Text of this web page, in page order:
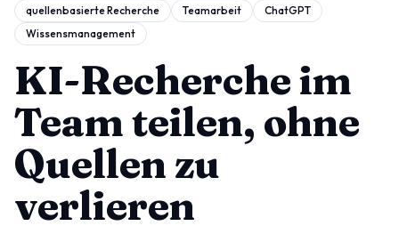
RESSOURCEN
Blog
Vergleichen
Vorlagen
Anwendungsfälle
quellenbasierte Recherche
Teamarbeit
ChatGPT
Wissensmanagement
KI-Recherche im
Team teilen, ohne
Quellen zu
verlieren